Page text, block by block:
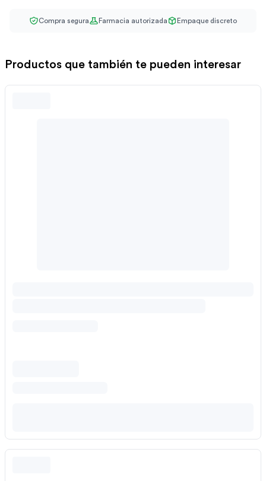
Compra segura Farmacia autorizada Empaque discreto
Productos que también te pueden interesar